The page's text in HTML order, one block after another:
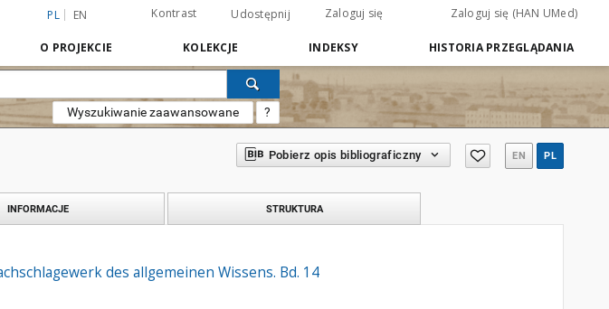
PL EN Kontrast Udostępnij Zaloguj się Zaloguj się (HAN UMed)
O PROJEKCIE KOLEKCJE INDEKSY HISTORIA PRZEGLĄDANIA
Wyszukiwanie zaawansowane ?
Pobierz opis bibliograficzny EN PL
INFORMACJE STRUKTURA
des allgemeinen Wissens. Bd. 14